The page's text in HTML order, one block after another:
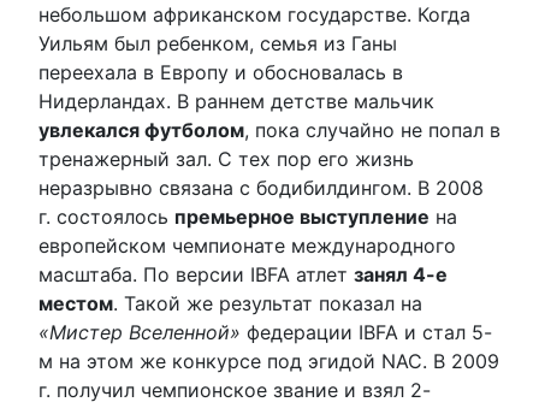
небольшом африканском государстве. Когда
Уильям был ребенком, семья из Ганы
переехала в Европу и обосновалась в
Нидерландах. В раннем детстве мальчик
увлекался футболом, пока случайно не попал в
тренажерный зал. С тех пор его жизнь
неразрывно связана с бодибилдингом. В 2008
г. состоялось премьерное выступление на
европейском чемпионате международного
масштаба. По версии IBFA атлет занял 4-е
местом. Такой же результат показал на
«Мистер Вселенной» федерации IBFA и стал 5-
м на этом же конкурсе под эгидой NAC. В 2009
г. получил чемпионское звание и взял 2-